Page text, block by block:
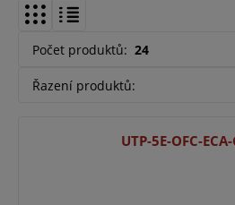
Počet produktů: 24
Řazení produktů:
UTP-5E-OFC-